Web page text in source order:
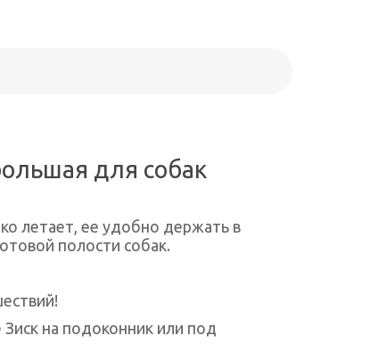
для собак
летает, ее удобно держать в
полости собак.
на подоконник или под